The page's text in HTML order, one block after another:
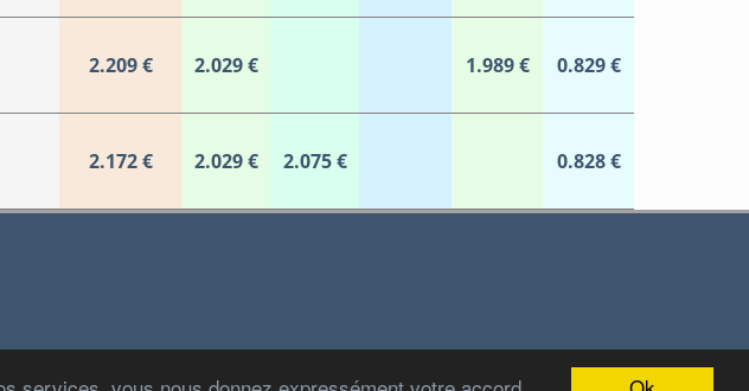
2.209 € 2.029 € 1.989 € 0.829 €
2.172 € 2.029 € 2.075 € 0.828 €